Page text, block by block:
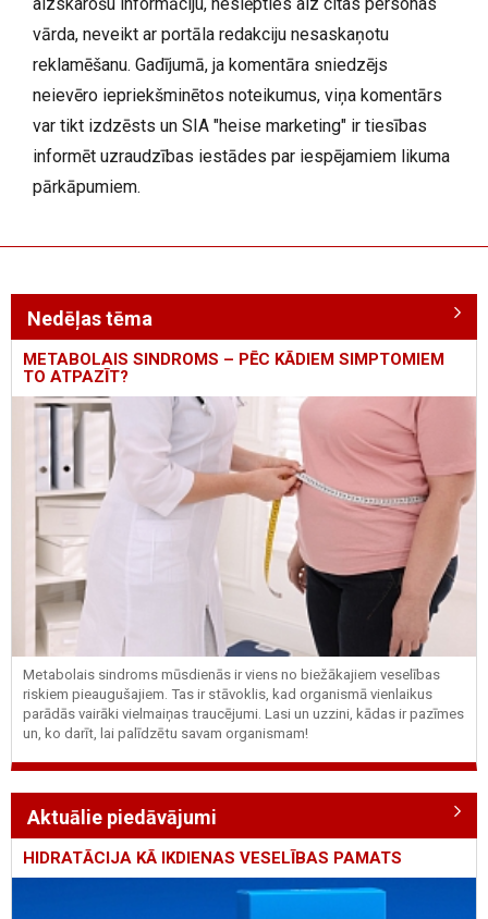
vārda, neveikt ar portāla redakciju nesaskaņotu
reklamēšanu. Gadījumā, ja komentāra sniedzējs
neievēro iepriekšminētos noteikumus, viņa komentārs
var tikt izdzēsts un SIA "heise marketing" ir tiesības
informēt uzraudzības iestādes par iespējamiem likuma
pārkāpumiem.
Nedēļas tēma
METABOLAIS SINDROMS – PĒC KĀDIEM SIMPTOMIEM
TO ATPAZĪT?
Metabolais sindroms mūsdienās ir viens no biežākajiem veselības
riskiem pieaugušajiem. Tas ir stāvoklis, kad organismā vienlaikus
parādās vairāki vielmaiņas traucējumi. Lasi un uzzini, kādas ir pazīmes
un, ko darīt, lai palīdzētu savam organismam!
Aktuālie piedāvājumi
HIDRATĀCIJA KĀ IKDIENAS VESELĪBAS PAMATS